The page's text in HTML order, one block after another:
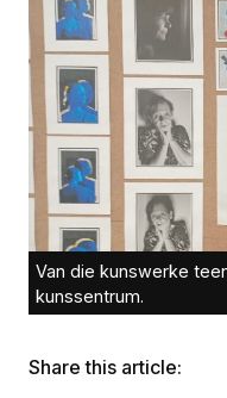
Van die kunswerke
kunssentrum.
Share this article: